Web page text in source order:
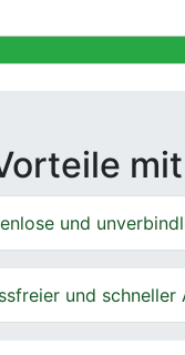
und
und schneller